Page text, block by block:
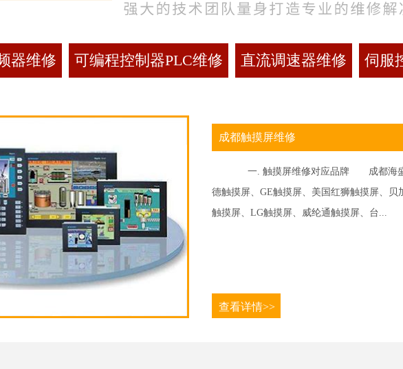
器维修 可编程控制器PLC维修 直流调速器维修 伺服
成都触摸屏维修
一. 触摸屏维修对应品牌 成都海盛电
德触摸屏、GE触摸屏、美国红狮触摸屏、贝
触摸屏、LG触摸屏、威纶通触摸屏、台...
查看详情>>